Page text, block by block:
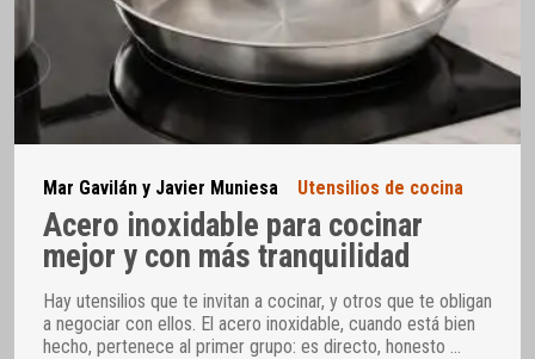
Mar Gavilán y Javier Muniesa Utensilios de cocina
Acero inoxidable para cocinar
mejor y con más tranquilidad
Hay utensilios que te invitan a cocinar, y otros que te obligan
a negociar con ellos. El acero inoxidable, cuando está bien
hecho, pertenece al primer grupo: es directo, honesto